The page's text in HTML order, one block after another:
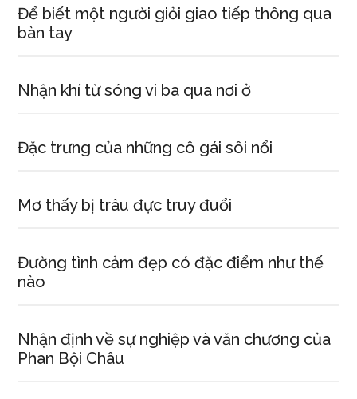
Để biết một người giỏi giao tiếp thông qua
bàn tay
Nhận khí từ sóng vi ba qua nơi ở
Đặc trưng của những cô gái sôi nổi
Mơ thấy bị trâu đực truy đuổi
Đường tình cảm đẹp có đặc điểm như thế
nào
Nhận định về sự nghiệp và văn chương của
Phan Bội Châu